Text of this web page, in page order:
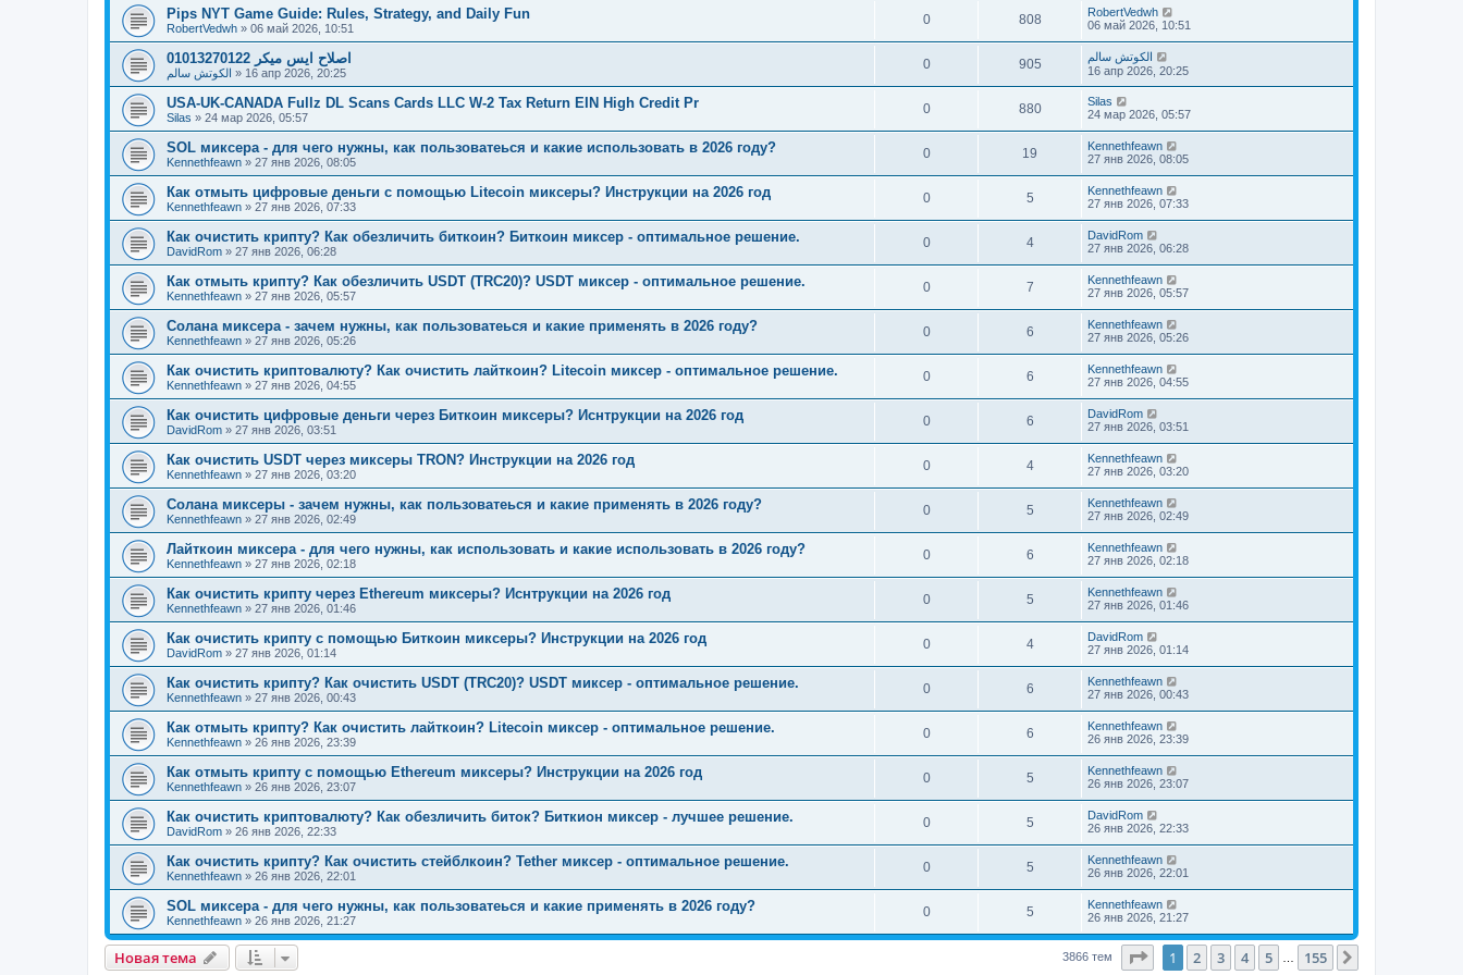
Pips NYT Game Guide: Rules, Strategy, and Daily Fun
RobertVedwh » 06 май 2026, 10:51
0 808
RobertVedwh
06 май 2026, 10:51
01013270122 اصلاح ايس ميكر
الكوتش سالم » 16 апр 2026, 20:25
0 905
الكوتش سالم
16 апр 2026, 20:25
USA-UK-CANADA Fullz DL Scans Cards LLC W-2 Tax Return EIN High Credit Pr
Silas » 24 мар 2026, 05:57
0 880
Silas
24 мар 2026, 05:57
SOL миксера - для чего нужны, как пользоватеься и какие использовать в 2026 году?
Kennethfeawn » 27 янв 2026, 08:05
0 19
Kennethfeawn
27 янв 2026, 08:05
Как отмыть цифровые деньги с помощью Litecoin миксеры? Инструкции на 2026 год
Kennethfeawn » 27 янв 2026, 07:33
0 5
Kennethfeawn
27 янв 2026, 07:33
Как очистить крипту? Как обезличить биткоин? Биткоин миксер - оптимальное решение.
DavidRom » 27 янв 2026, 06:28
0 4
DavidRom
27 янв 2026, 06:28
Как отмыть крипту? Как обезличить USDT (TRC20)? USDT миксер - оптимальное решение.
Kennethfeawn » 27 янв 2026, 05:57
0 7
Kennethfeawn
27 янв 2026, 05:57
Солана миксера - зачем нужны, как пользоватеься и какие применять в 2026 году?
Kennethfeawn » 27 янв 2026, 05:26
0 6
Kennethfeawn
27 янв 2026, 05:26
Как очистить криптовалюту? Как очистить лайткоин? Litecoin миксер - оптимальное решение.
Kennethfeawn » 27 янв 2026, 04:55
0 6
Kennethfeawn
27 янв 2026, 04:55
Как очистить цифровые деньги через Биткоин миксеры? Иснтрукции на 2026 год
DavidRom » 27 янв 2026, 03:51
0 6
DavidRom
27 янв 2026, 03:51
Как очистить USDT через миксеры TRON? Инструкции на 2026 год
Kennethfeawn » 27 янв 2026, 03:20
0 4
Kennethfeawn
27 янв 2026, 03:20
Солана миксеры - зачем нужны, как пользоватеься и какие применять в 2026 году?
Kennethfeawn » 27 янв 2026, 02:49
0 5
Kennethfeawn
27 янв 2026, 02:49
Лайткоин миксера - для чего нужны, как использовать и какие использовать в 2026 году?
Kennethfeawn » 27 янв 2026, 02:18
0 6
Kennethfeawn
27 янв 2026, 02:18
Как очистить крипту через Ethereum миксеры? Иснтрукции на 2026 год
Kennethfeawn » 27 янв 2026, 01:46
0 5
Kennethfeawn
27 янв 2026, 01:46
Как очистить крипту с помощью Биткоин миксеры? Инструкции на 2026 год
DavidRom » 27 янв 2026, 01:14
0 4
DavidRom
27 янв 2026, 01:14
Как очистить крипту? Как очистить USDT (TRC20)? USDT миксер - оптимальное решение.
Kennethfeawn » 27 янв 2026, 00:43
0 6
Kennethfeawn
27 янв 2026, 00:43
Как отмыть крипту? Как очистить лайткоин? Litecoin миксер - оптимальное решение.
Kennethfeawn » 26 янв 2026, 23:39
0 6
Kennethfeawn
26 янв 2026, 23:39
Как отмыть крипту с помощью Ethereum миксеры? Инструкции на 2026 год
Kennethfeawn » 26 янв 2026, 23:07
0 5
Kennethfeawn
26 янв 2026, 23:07
Как очистить криптовалюту? Как обезличить биток? Биткион миксер - лучшее решение.
DavidRom » 26 янв 2026, 22:33
0 5
DavidRom
26 янв 2026, 22:33
Как очистить крипту? Как очистить стейблкоин? Tether миксер - оптимальное решение.
Kennethfeawn » 26 янв 2026, 22:01
0 5
Kennethfeawn
26 янв 2026, 22:01
SOL миксера - для чего нужны, как пользоватеься и какие применять в 2026 году?
Kennethfeawn » 26 янв 2026, 21:27
0 5
Kennethfeawn
26 янв 2026, 21:27
Новая тема 3866 тем Страница1 из 155
1 2 3 4 5 155